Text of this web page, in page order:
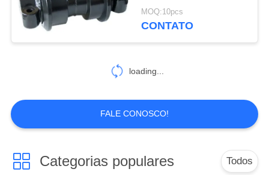
Cintas de uso de
5
de D8R DF parte o
material 40Mn2/50Mn
MOQ:10pcs
CONTATO
loading...
FALE CONOSCO!
Categorias populares Todos